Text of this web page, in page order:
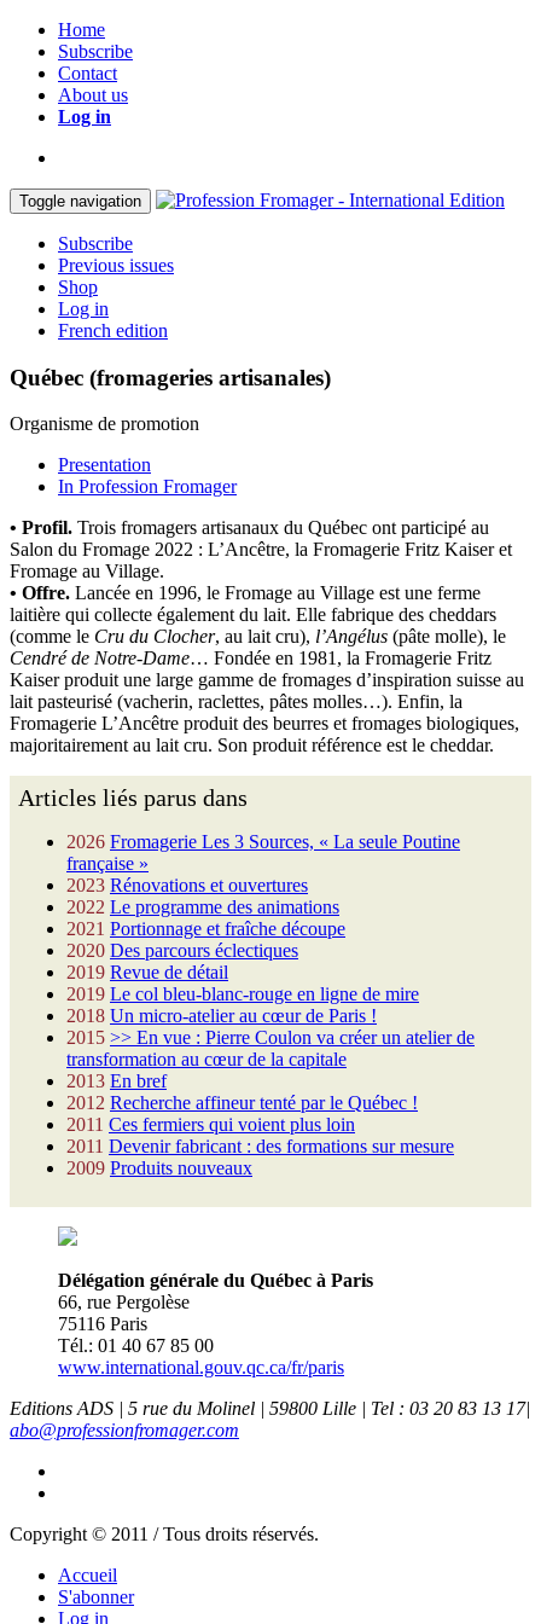
Home
Subscribe
Contact
About us
Log in
Toggle navigation
Subscribe
Previous issues
Shop
Log in
French edition
Québec (fromageries artisanales)
Organisme de promotion
Presentation
In Profession Fromager
• Profil. Trois fromagers artisanaux du Québec ont participé au
Salon du Fromage 2022 : L’Ancêtre, la Fromagerie Fritz Kaiser et
Fromage au Village.
• Offre. Lancée en 1996, le Fromage au Village est une ferme
laitière qui collecte également du lait. Elle fabrique des cheddars
(comme le Cru du Clocher, au lait cru), l’Angélus (pâte molle), le
Cendré de Notre-Dame… Fondée en 1981, la Fromagerie Fritz
Kaiser produit une large gamme de fromages d’inspiration suisse au
lait pasteurisé (vacherin, raclettes, pâtes molles…). Enfin, la
Fromagerie L’Ancêtre produit des beurres et fromages biologiques,
majoritairement au lait cru. Son produit référence est le cheddar.
Articles liés parus dans
2026 Fromagerie Les 3 Sources, « La seule Poutine
française »
2023 Rénovations et ouvertures
2022 Le programme des animations
2021 Portionnage et fraîche découpe
2020 Des parcours éclectiques
2019 Revue de détail
2019 Le col bleu-blanc-rouge en ligne de mire
2018 Un micro-atelier au cœur de Paris !
2015 >> En vue : Pierre Coulon va créer un atelier de
transformation au cœur de la capitale
2013 En bref
2012 Recherche affineur tenté par le Québec !
2011 Ces fermiers qui voient plus loin
2011 Devenir fabricant : des formations sur mesure
2009 Produits nouveaux
Délégation générale du Québec à Paris
66, rue Pergolèse
75116 Paris
Tél.: 01 40 67 85 00
www.international.gouv.qc.ca/fr/paris
Editions ADS | 5 rue du Molinel | 59800 Lille | Tel : 03 20 83 13 17|
abo@professionfromager.com
Copyright © 2011 / Tous droits réservés.
Accueil
S'abonner
Log in